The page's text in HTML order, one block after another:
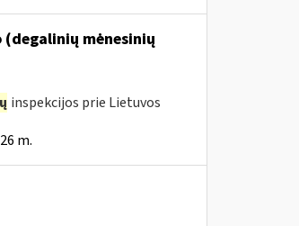
(degalinių mėnesinių
inspekcijos prie Lietuvos
m.